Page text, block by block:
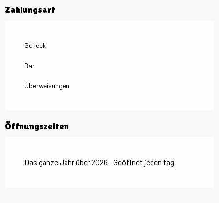
Zahlungsart
Scheck
Bar
Überweisungen
Öffnungszeiten
Das ganze Jahr über 2026 - Geöffnet jeden tag